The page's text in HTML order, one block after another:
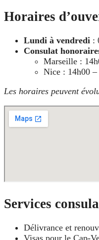
Horaires
Lundi à vendredi :
Consulat
Marseille :
Nice : 14h00
Les horaires peuvent
Services
Délivrance et